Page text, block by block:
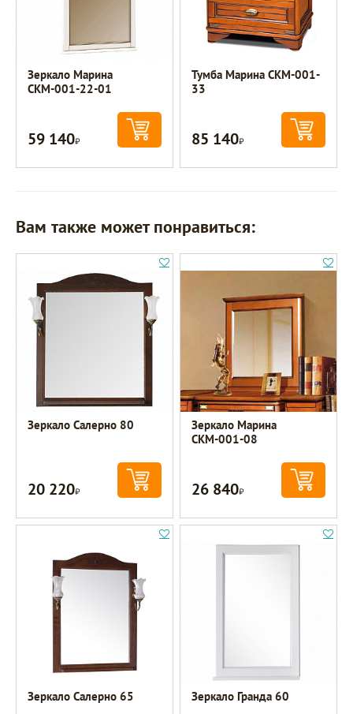
Зеркало Марина
СКМ-001-22-01
59 140Р
Тумба Марина СКМ-001-
33
85 140Р
Вам также может понравиться:
Зеркало Салерно 80
20 220Р
Зеркало Марина
СКМ-001-08
26 840Р
Зеркало Салерно 65 Зеркало Гранда 60